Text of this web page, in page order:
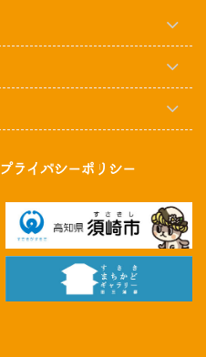
プライバシーポリシー